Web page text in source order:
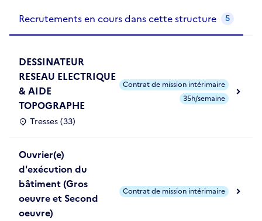
Recrutements en cours dans cette structure 5
DESSINATEUR
RESEAU ELECTRIQUE
& AIDE
TOPOGRAPHE
Tresses (33)
Contrat de mission intérimaire
35h/semaine
Ouvrier(e)
d'exécution du
bâtiment (Gros
oeuvre et Second
oeuvre)
Contrat de mission intérimaire